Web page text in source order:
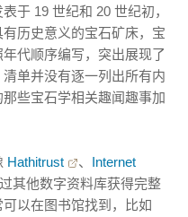
于 19 世纪和 20 世纪初，
历史意义的宝石矿床，宝
代顺序编写，突出展现了
单并没有逐一列出所有内
些宝石学相关趣闻趣事加
Hathitrust 、 Internet
其他数字资料库获得完整
以在图书馆找到，比如